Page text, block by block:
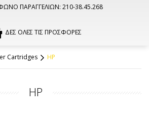
ΠΑΡΑΓΓΕΛΙΩΝ: 210-38.45.268
ΔΕΣ ΟΛΕΣ ΤΙΣ ΠΡΟΣΦΟΡΕΣ
Cartridges HP
HP